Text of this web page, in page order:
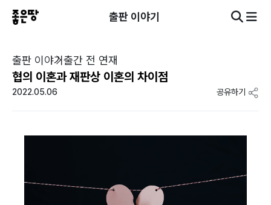
출판 이야기
출판 이야기출간 전 연재
협의 이혼과 재판상 이혼의 차이점
2022.05.06 공유하기